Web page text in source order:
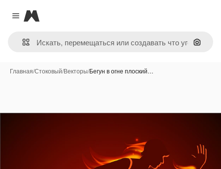
Close menu
Magnific
Поиск
Главная/Стоковый/Векторы/Бегун в огне плоский…